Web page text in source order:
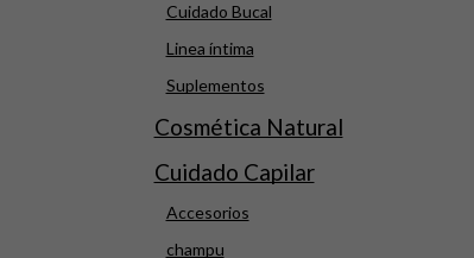
Cuidado Bucal
Linea íntima
Suplementos
Cosmética Natural
Cuidado Capilar
Accesorios
champu